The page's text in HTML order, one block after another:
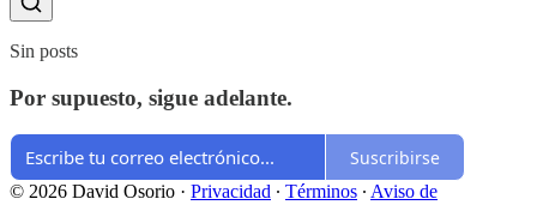
Sin posts
Por supuesto, sigue adelante.
Suscribirse
© 2026 David Osorio · Privacidad ∙ Términos ∙ Aviso de